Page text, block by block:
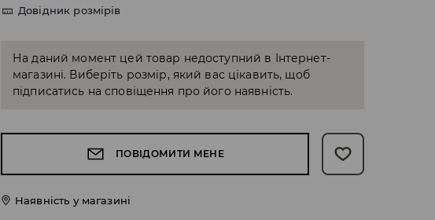
Довідник розмірів
На даний момент цей товар недоступний в Інтернет-
магазині. Виберіть розмір, який вас цікавить, щоб
підписатись на сповіщення про його наявність.
ПОВІДОМИТИ МЕНЕ
Наявність у магазині